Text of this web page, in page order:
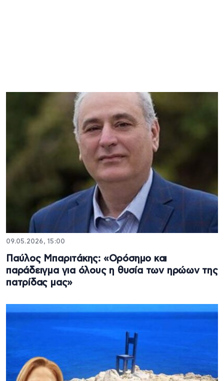
09.05.2026, 15:00
Παύλος Μπαριτάκης: «Ορόσημο και
παράδειγμα για όλους η θυσία των ηρώων της
πατρίδας μας»